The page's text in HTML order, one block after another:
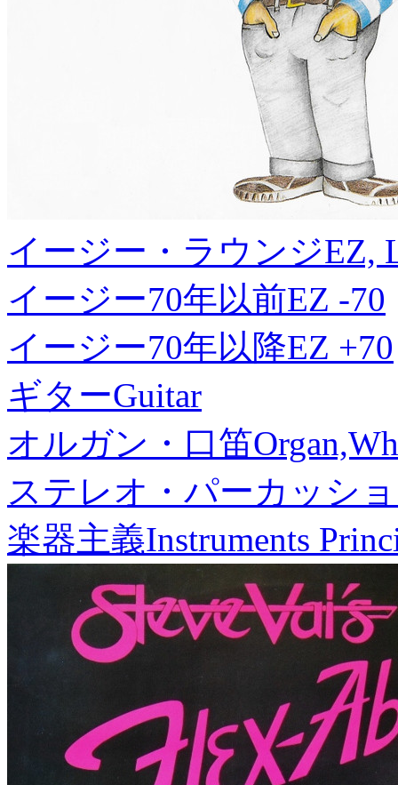
イージー・ラウンジEZ,
イージー70年以前EZ -70
イージー70年以降EZ +70
ギターGuitar
オルガン・口笛
ステレオ・パーカッシ
楽器主義Instruments